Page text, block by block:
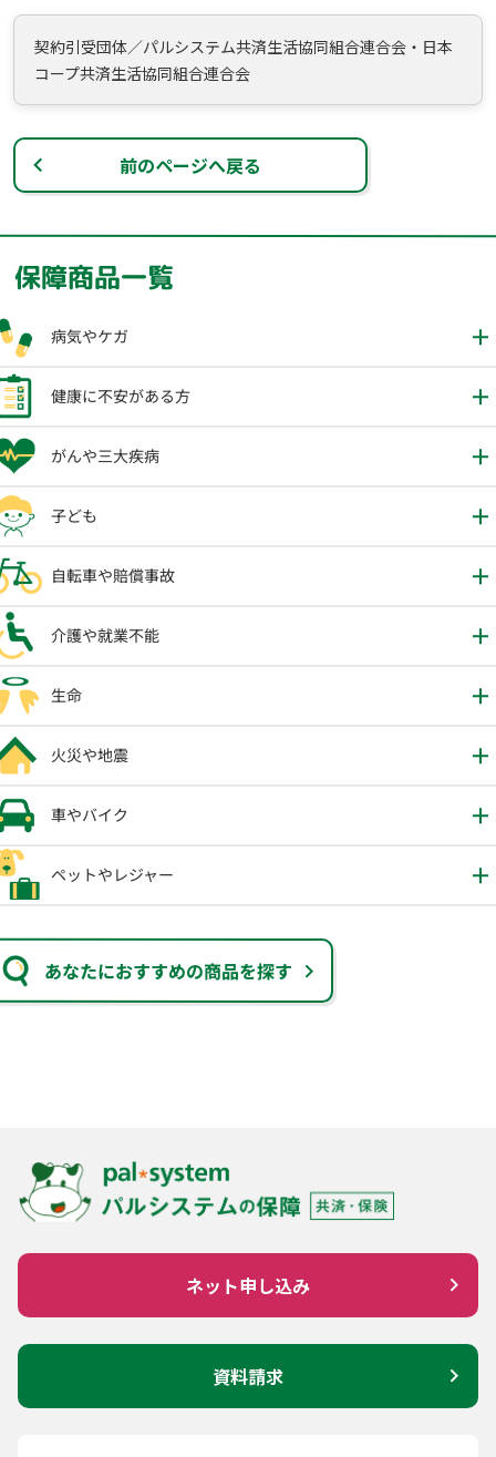
契約引受団体／パルシステム共済生活協同組合連合会・日本
コープ共済生活協同組合連合会
前のページへ戻る
保障商品一覧
病気やケガ
健康に不安がある方
がんや三大疾病
子ども
自転車や賠償事故
介護や就業不能
生命
火災や地震
車やバイク
ペットやレジャー
あなたにおすすめの商品を探す
ネット申し込み
資料請求